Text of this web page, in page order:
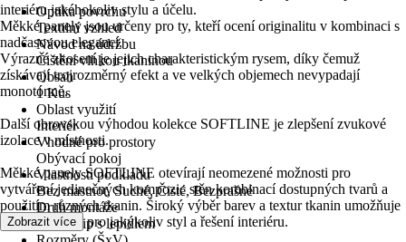
Optika povrchu
Textilní vzhled
Návod na údržbu
Čištění vlhkou tkaninou
Obsah
1 Kus
Oblast využití
Interiér
Vhodné pro prostory
Obývací pokoj
Vlastnosti podkladu
Bez mastnot, Suché, Čisté, Bezprašné
Druh montáže
Suchý zip s lepidlem
interiéru jakéhokoliv stylu a účelu.
Měkké panely jsou určeny pro ty, kteří ocení originalitu v kombinaci s
nadčasovou elegancí.
Výrazné zkosení je jejich charakteristickým rysem, díky čemuž
získávají trojrozměrný efekt a ve velkých objemech nevypadají
monotónně.
Další obrovskou výhodou kolekce SOFTLINE je zlepšení zvukové
izolace v místnosti.
Měkké panely SOFTLINE otevírají neomezené možnosti pro
vytváření jedinečných kompozic stěn kombinací dostupných tvarů a
použitím různých tkanin. Široký výběr barev a textur tkanin umožňuje
zvolit možnost pro jakýkoliv styl a řešení interiéru.
Zobrazit více